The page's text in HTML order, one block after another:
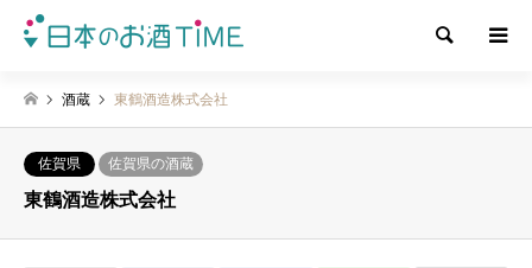
検索
酒蔵 東鶴酒造株式会社
佐賀県 佐賀県の酒蔵
東鶴酒造株式会社